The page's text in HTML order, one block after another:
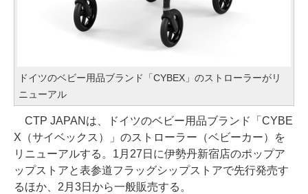
ドイツのベビー用品ブランド「CYBEX」のストローラーがリ
ニューアル
CTP JAPANは、ドイツのベビー用品ブランド「CYBE
X（サイベックス）」のストローラー（ベビーカー）を
リニューアルする。1月27日に伊勢丹新宿店のポップア
ップストアと表参道フラッグシップストアで先行発売す
るほか、2月3日から一般販売する。